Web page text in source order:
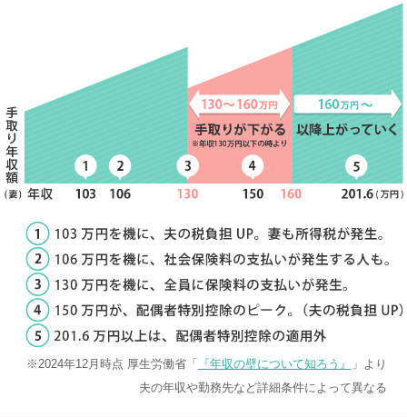
※2024年12月時点 厚生労働省「 『年収の壁について知ろう』
」より
夫の年収や勤務先など詳細条件によって異なる